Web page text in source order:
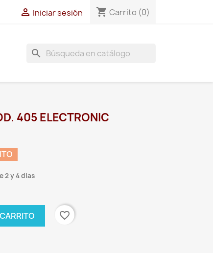
 Iniciar sesión shopping_cart Carrito (0)
search
405 ELECTRONIC
2 y 4 dias
favorite_border